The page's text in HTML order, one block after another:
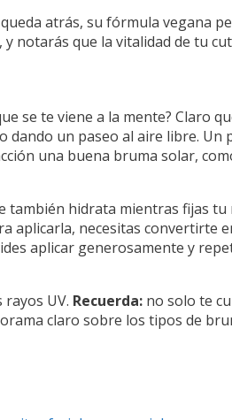
atrás, su fórmula vegana
notarás que la vitalidad de tu
se te viene a la mente? Claro
dando un paseo al aire libre. Un
una buena bruma solar,
hidrata mientras fijas tu
aplicarla, necesitas convertirte
aplicar generosamente y
UV. Recuerda: no solo te
claro sobre los tipos de